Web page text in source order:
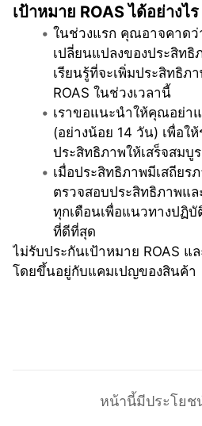
เป้าหมาย ROAS ได้อย่างไร
ในช่วงแรก คุณอาจคาดว่
เปลี่ยนแปลงของประสิทธิ
เรียนรู้ที่จะเพิ่มประสิทธิภ
ROAS ในช่วงเวลานี้
เราขอแนะนำให้คุณอย่า
(อย่างน้อย 14 วัน) เพื่อใ
ประสิทธิภาพให้เสร็จสมบู
เมื่อประสิทธิภาพมีเสถีย
ตรวจสอบประสิทธิภาพแล
ทุกเดือนเพื่อแนวทางปฏิ
ที่ดีที่สุด
ไม่รับประกันเป้าหมาย ROAS แ
โดยขึ้นอยู่กับแคมเปญของสินค้า
หน้านี้มีประโยช